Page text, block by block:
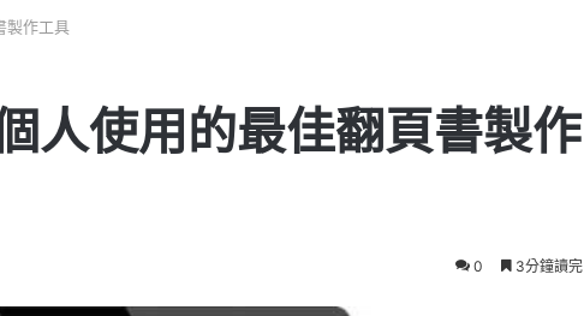
製作工具
人使用的最佳翻頁書製作
0 3分鐘讀完